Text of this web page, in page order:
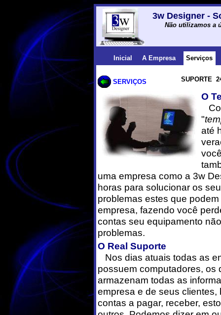
3w Designer -
Não utilizamos a
Inicial A Empresa Serviços
SERVIÇOS SUPORTE
O
"
até
uma empresa como a 3w
horas para solucionar os
problemas estes que
empresa, fazendo você
contas seu equipamento
O Real Suporte
Nos dias atuais todas as
possuem computadores, os
armazenam todas as
empresa e de seus clientes,
contas a pagar, receber,